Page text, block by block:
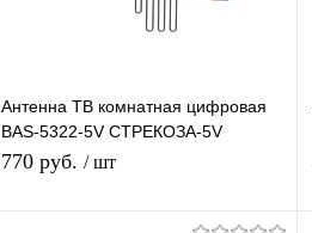
Антенна ТВ комнатная цифровая
BAS-5322-5V СТРЕКОЗА-5V
эфирная для DVB-T2 телевидения
770 руб. / шт